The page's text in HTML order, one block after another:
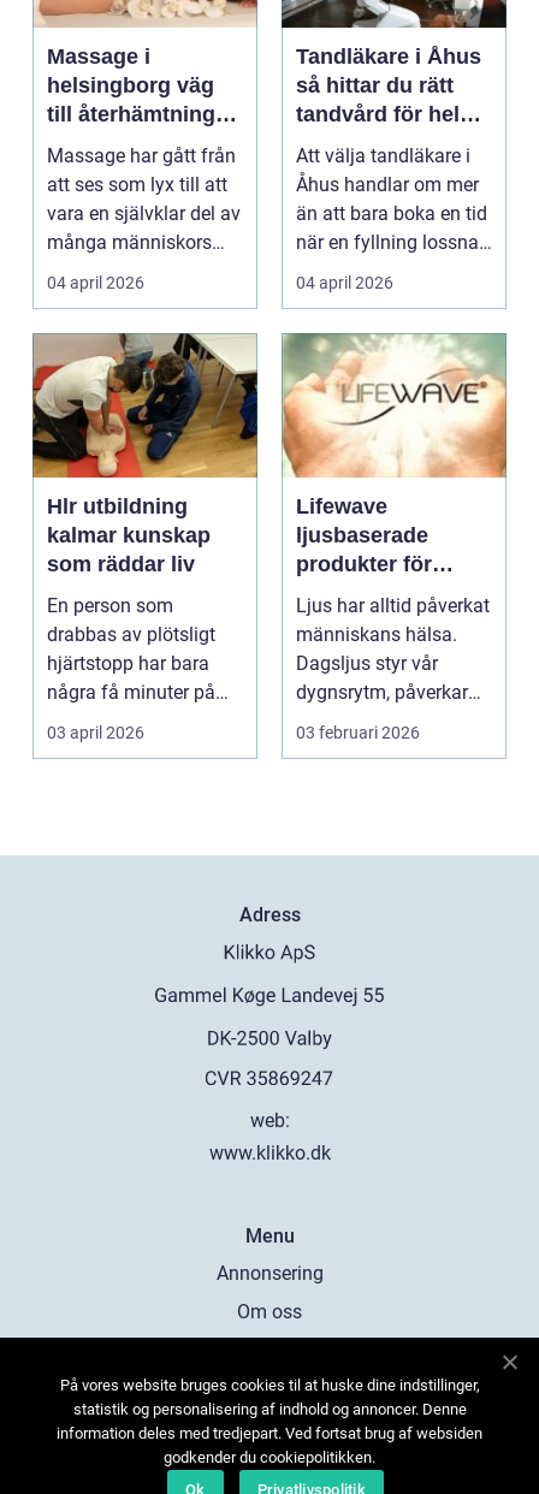
Massage i
helsingborg väg
till återhämtning
och hållbar hälsa
Massage har gått från
att ses som lyx till att
vara en självklar del av
många människors
friskvård. ...
04 april 2026
Tandläkare i Åhus
så hittar du rätt
tandvård för hela
familjen
Att välja tandläkare i
Åhus handlar om mer
än att bara boka en tid
när en fyllning lossnar
eller en ...
04 april 2026
Hlr utbildning
kalmar kunskap
som räddar liv
En person som
drabbas av plötsligt
hjärtstopp har bara
några få minuter på
sig. För varje minut
utan...
03 april 2026
Lifewave
ljusbaserade
produkter för
hälsa och
välbefinnande
Ljus har alltid påverkat
människans hälsa.
Dagsljus styr vår
dygnsrytm, påverkar
humör, sömn och ene...
03 februari 2026
Adress
web:
www.klikko.dk
Menu
Annonsering
Om oss
Kontakta oss
Sitemap
På vores website bruges cookies til at huske dine indstillinger,
statistik og personalisering af indhold og annoncer. Denne
information deles med tredjepart. Ved fortsat brug af websiden
godkender du cookiepolitikken.
Ok
Privatlivspolitik